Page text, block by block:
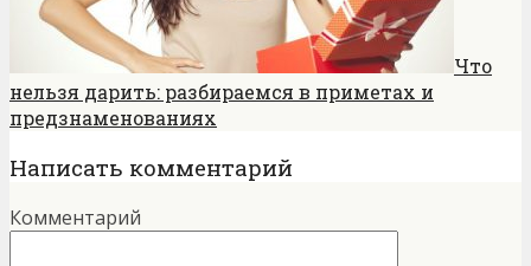
Что
нельзя дарить: разбираемся в приметах и
предзнаменованиях
Написать комментарий
Комментарий